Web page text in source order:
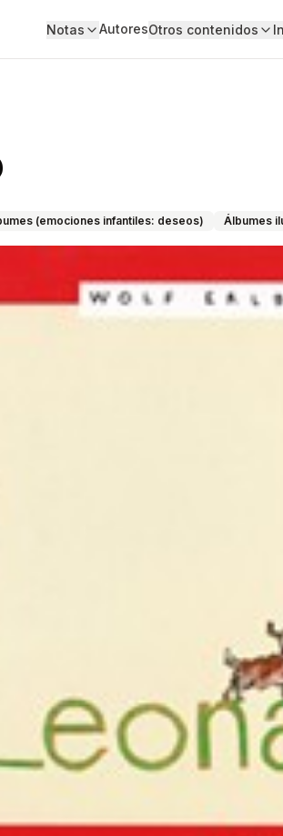
Notas AutoresOtros contenidos
(emociones infantiles: deseos) Álbumes